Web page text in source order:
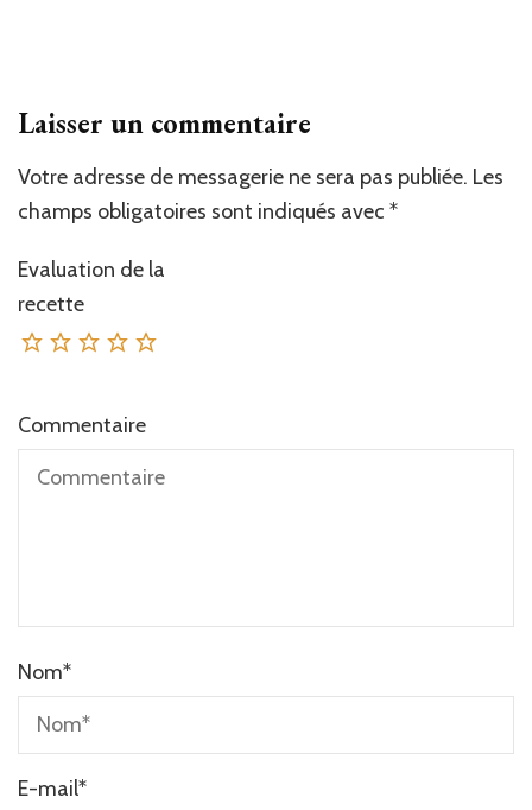
Laisser un commentaire
Votre adresse de messagerie ne sera pas publiée. Les
champs obligatoires sont indiqués avec *
Evaluation de la
recette
Commentaire
Nom*
E-mail*